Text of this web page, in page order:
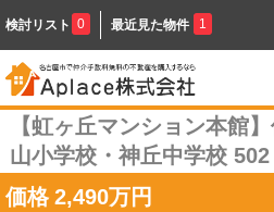
検討リスト 0 最近見た物件 1
【虹ヶ丘マンション本館
山小学校・神丘中学校 502
価格 2,490万円